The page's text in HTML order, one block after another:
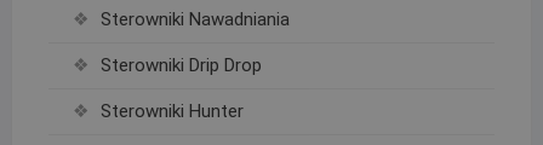
Sterowniki Nawadniania
Sterowniki Drip Drop
Sterowniki Hunter